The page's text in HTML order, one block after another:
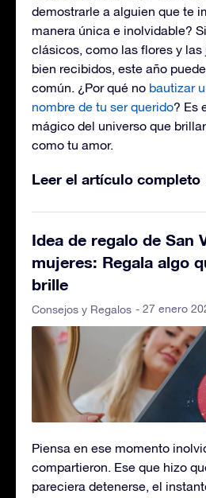
demostrarle a alguien que te
manera única e inolvidable?
clásicos, como las flores y las
bien recibidos, este año
común. ¿Por qué no bautizar
nombre de tu ser querido? Es
mágico del universo que
como tu amor.
Leer el artículo completo
Idea de regalo de San
mujeres: Regala algo
brille
Consejos y Regalos - 27 enero
Piensa en ese momento
compartieron. Ese que hizo
pareciera detenerse, el